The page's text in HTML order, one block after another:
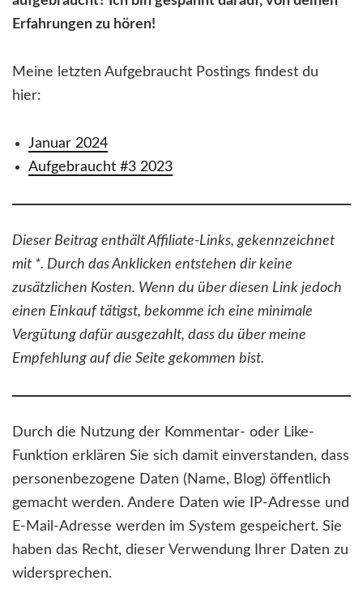
Erfahrungen zu hören!
Meine letzten Aufgebraucht Postings findest du
hier:
Januar 2024
Aufgebraucht #3 2023
Dieser Beitrag enthält Affiliate-Links, gekennzeichnet
mit *. Durch das Anklicken entstehen dir keine
zusätzlichen Kosten. Wenn du über diesen Link jedoch
einen Einkauf tätigst, bekomme ich eine minimale
Vergütung dafür ausgezahlt, dass du über meine
Empfehlung auf die Seite gekommen bist.
Durch die Nutzung der Kommentar- oder Like-
Funktion erklären Sie sich damit einverstanden, dass
personenbezogene Daten (Name, Blog) öffentlich
gemacht werden. Andere Daten wie IP-Adresse und
E-Mail-Adresse werden im System gespeichert. Sie
haben das Recht, dieser Verwendung Ihrer Daten zu
widersprechen.